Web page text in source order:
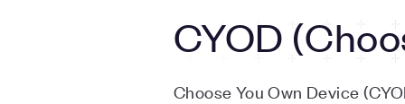
CYOD
Choose You Own Device